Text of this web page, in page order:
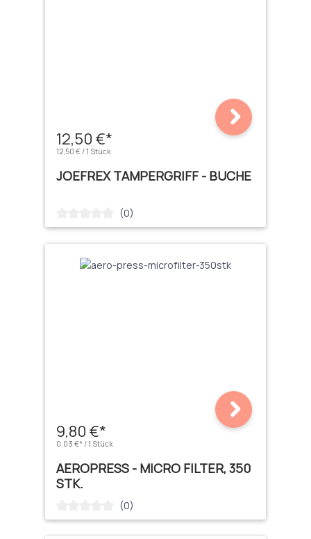
12,50 €*
12,50 € / 1 Stück
JOEFREX TAMPERGRIFF - BUCHE
Durchschnittliche Bewertung von 0 von 5 Sternen
(0)
9,80 €*
0,03 €* / 1 Stück
AEROPRESS - MICRO FILTER, 350
STK.
Durchschnittliche Bewertung von 0 von 5 Sternen
(0)